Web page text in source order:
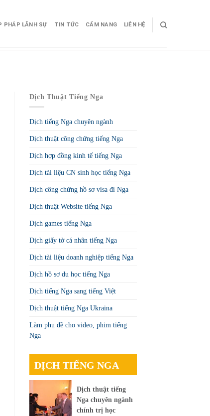
PHÁP LÃNH SỰ TIN TỨC CẨM NANG LIÊN HỆ
Dịch Thuật Tiếng Nga
Dịch tiếng Nga chuyên ngành
Dịch thuật công chứng tiếng Nga
Dịch hợp đồng kinh tế tiếng Nga
Dịch tài liệu CN sinh học tiếng Nga
Dịch công chứng hồ sơ visa đi Nga
Dịch thuật Website tiếng Nga
Dịch games tiếng Nga
Dịch giấy tờ cá nhân tiếng Nga
Dịch tài liệu doanh nghiệp tiếng Nga
Dịch hồ sơ du học tiếng Nga
Dịch tiếng Nga sang tiếng Việt
Dịch thuật tiếng Nga Ukraina
Làm phụ đề cho video, phim tiếng
Nga
DỊCH TIẾNG NGA
Dịch thuật tiếng
Nga chuyên ngành
chính trị học